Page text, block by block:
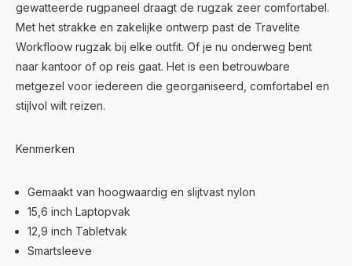
gewatteerde rugpaneel draagt de rugzak zeer comfortabel.
Met het strakke en zakelijke ontwerp past de Travelite
Workfloow rugzak bij elke outfit. Of je nu onderweg bent
naar kantoor of op reis gaat. Het is een betrouwbare
metgezel voor iedereen die georganiseerd, comfortabel en
stijlvol wilt reizen.
Kenmerken
Gemaakt van hoogwaardig en slijtvast nylon
15,6 inch Laptopvak
12,9 inch Tabletvak
Smartsleeve